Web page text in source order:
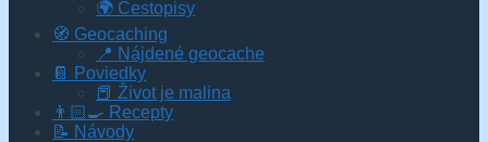
🌍 Cestopisy
🧭 Geocaching
📍 Nájdené geocache
📔 Poviedky
📕 Život je malina
👨🏻‍🍳 Recepty
📝 Návody